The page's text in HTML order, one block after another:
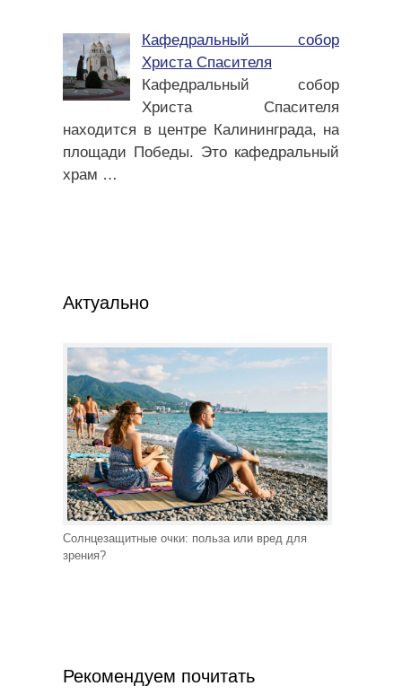
Кафедральный собор
Христа Спасителя
Кафедральный собор
Христа Спасителя
находится в центре Калининграда, на
площади Победы. Это кафедральный
храм …
Актуально
Солнцезащитные очки: польза или вред для
зрения?
Рекомендуем почитать